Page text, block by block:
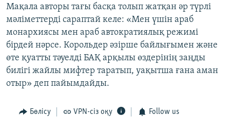
Мақала авторы тағы басқа толып жатқан әр түрлі
мәліметтерді сараптай келе: «Мен үшін араб
монархиясы мен араб автократиялық режимі
бірдей нәрсе. Корольдер әзірше байлығымен және
өте қуатты тәуелді БАҚ арқылы өздерінің заңды
билігі жайлы мифтер таратып, уақытша ғана аман
отыр» деп пайымдайды.
Бөлісу VPN-сіз оқу Follow us